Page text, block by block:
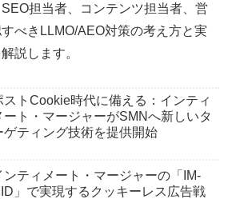
担当者、コンテンツ担当者、営
べきLLMO/AEO対策の考え方と実
説します。
ストCookie時代に備える：インティ
ート・マージャーがSMNへ新しいタ
ゲティング技術を提供開始
ンティメート・マージャーの「IM-
」で実現するクッキーレス広告戦